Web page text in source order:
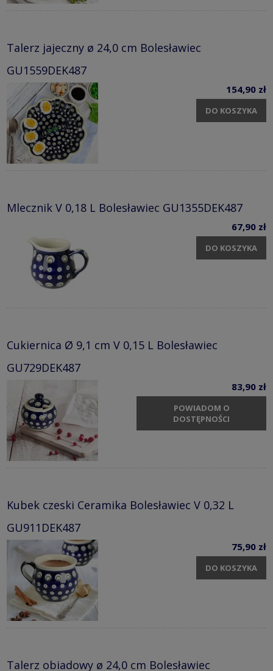
Talerz jajeczny ø 24,0 cm Bolesławiec
GU1559DEK487
154,90 zł
DO KOSZYKA
Mlecznik V 0,18 L Bolesławiec GU1355DEK487
67,90 zł
DO KOSZYKA
Cukiernica Ø 9,1 cm V 0,15 L Bolesławiec
GU729DEK487
83,90 zł
POWIADOM O
DOSTĘPNOŚCI
Kubek czeski Ceramika Bolesławiec V 0,32 L
GU911DEK487
75,90 zł
DO KOSZYKA
Talerz obiadowy ø 24,0 cm Bolesławiec